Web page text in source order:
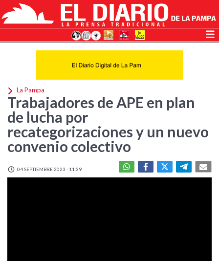
La Pampa
Trabajadores de APE en plan
de lucha por
recategorizaciones y un nuevo
convenio colectivo
04 SEPTIEMBRE 2023 - 11:39